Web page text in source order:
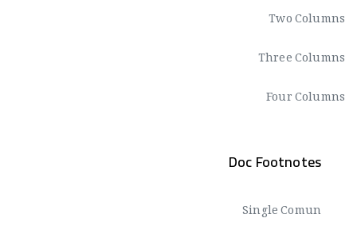
Two Columns
Three Columns
Four Columns
Doc Footnotes
Single Comun